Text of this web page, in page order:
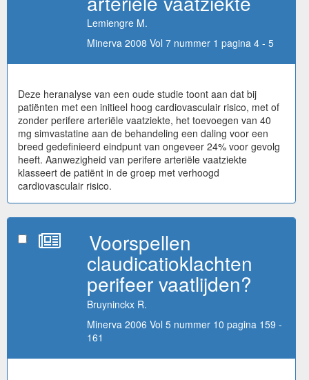
Lemiengre M.
Minerva 2008 Vol 7 nummer 1 pagina 4 - 5
Deze heranalyse van een oude studie toont aan dat bij
patiënten met een initieel hoog cardiovasculair risico, met of
zonder perifere arteriële vaatziekte, het toevoegen van 40
mg simvastatine aan de behandeling een daling voor een
breed gedefinieerd eindpunt van ongeveer 24% voor gevolg
heeft. Aanwezigheid van perifere arteriële vaatziekte
klasseert de patiënt in de groep met verhoogd
cardiovasculair risico.
Voorspellen
claudicatioklachten
perifeer vaatlijden?
Bruyninckx R.
Minerva 2006 Vol 5 nummer 10 pagina 159 -
161